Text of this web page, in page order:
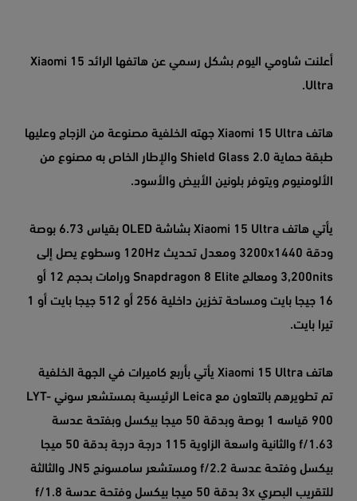
أعلنت شاومي اليوم بشكل رسمي عن هاتفها الرائد Xiaomi 15
Ultra.
هاتف Xiaomi 15 Ultra جهته الخلفية مصنوعة من الزجاج وعليها
طبقة حماية Shield Glass 2.0 والإطار الخاص به مصنوع من
الألومنيوم ويتوفر بلونين الأبيض والأسود.
يأتي هاتف Xiaomi 15 Ultra بشاشة OLED بقياس 6.73 بوصة
ودقة 3200x1440 ومعدل تحديث 120Hz وسطوع يصل إلى
3,200nits ومعالج Snapdragon 8 Elite ورامات بحجم 12 أو
16 جيجا بايت ومساحة تخزين داخلية 256 أو 512 جيجا بايت أو 1
تيرا بايت.
هاتف Xiaomi 15 Ultra يأتي بأربع كاميرات في الجهة الخلفية
تم تطويرهم بالتعاون مع Leica الرئيسية بمستشعر سوني LYT-
900 قياسه 1 بوصة وبدقة 50 ميجا بيكسل وبفتحة عدسة
f/1.63 والثانية واسعة الزاوية 115 درجة درجة بدقة 50 ميجا
بيكسل وفتحة عدسة f/2.2 ومستشعر سامسونج JN5 والثالثة
للتقريب البصري 3x بدقة 50 ميجا بيكسل وفتحة عدسة f/1.8